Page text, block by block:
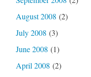
August 2008 (2)
July 2008 (3)
June 2008 (1)
April 2008 (2)